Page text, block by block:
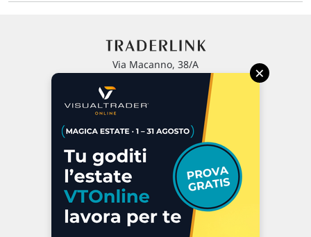
Via Macanno, 38/A
P.IVA 02 452 460 401
Chi siamo
Commenti e segnalazioni
Contattaci
×